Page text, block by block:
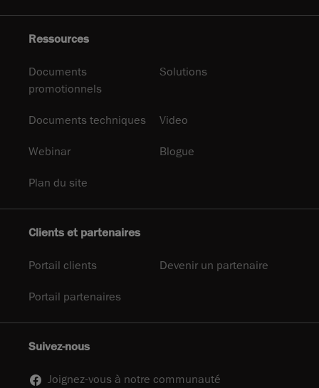
Ressources
Documents
promotionnels
Solutions
Documents techniques Video
Webinar Blogue
Plan du site
Clients et partenaires
Portail clients Devenir un partenaire
Portail partenaires
Suivez-nous
Joignez-vous à notre communauté